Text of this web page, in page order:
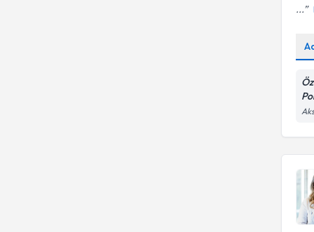
...